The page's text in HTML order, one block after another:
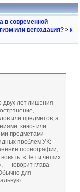
в современной
или деградация? > к
двух лет лишения
или предметов, а
кино- или
предметами
проблем УК:
порнографии,
«Нет и четких
— говорит глава
для